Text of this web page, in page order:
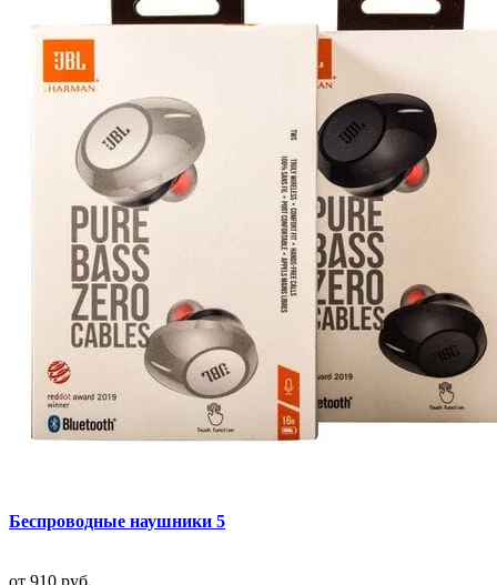
Беспроводные наушники 5
от 910 руб.